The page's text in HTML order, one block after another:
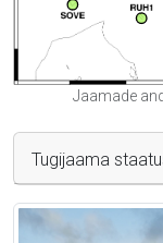
Jaamade
Tugijaama